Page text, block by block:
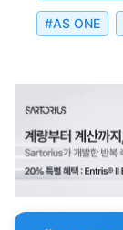
#AS ONE